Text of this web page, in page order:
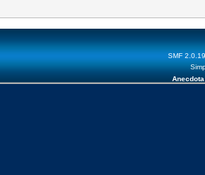
SMF 2.0.19
Anecdota